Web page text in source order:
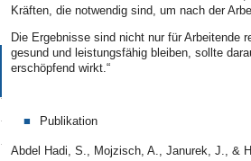
Kräften, die notwendig sind, um nach der
Die Ergebnisse sind nicht nur für Arbeitende
gesund und leistungsfähig bleiben, sollte
erschöpfend wirkt.“
Publikation
Abdel Hadi, S., Mojzisch, A., Janurek, J., &